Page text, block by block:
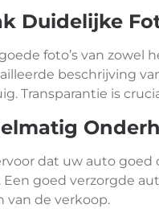
Duidelijke
foto’s van zowel
beschrijving
Transparantie is
dat uw auto goed
Een goed verzorgde
van de verkoop.